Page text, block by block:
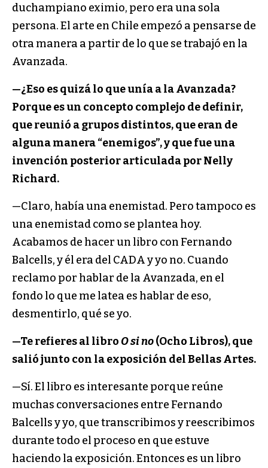
duchampiano eximio, pero era una sola
persona. El arte en Chile empezó a pensarse de
otra manera a partir de lo que se trabajó en la
Avanzada.
—¿Eso es quizá lo que unía a la Avanzada?
Porque es un concepto complejo de definir,
que reunió a grupos distintos, que eran de
alguna manera “enemigos”, y que fue una
invención posterior articulada por Nelly
Richard.
—Claro, había una enemistad. Pero tampoco es
una enemistad como se plantea hoy.
Acabamos de hacer un libro con Fernando
Balcells, y él era del CADA y yo no. Cuando
reclamo por hablar de la Avanzada, en el
fondo lo que me latea es hablar de eso,
desmentirlo, qué se yo.
—Te refieres al libro O si no(Ocho Libros), que
salió junto con la exposición del Bellas Artes.
—Sí. El libro es interesante porque reúne
muchas conversaciones entre Fernando
Balcells y yo, que transcribimos y reescribimos
durante todo el proceso en que estuve
haciendo la exposición. Entonces es un libro